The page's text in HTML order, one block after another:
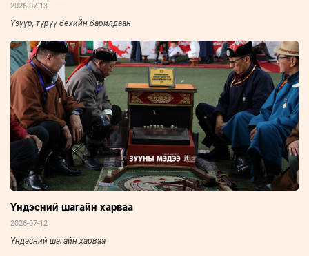
2026-07-13
Үзүүр, түрүү бөхийн барилдаан
Үндэсний шагайн харваа
2026-07-12
Үндэсний шагайн харваа